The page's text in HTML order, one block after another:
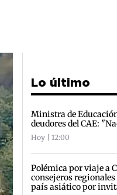
Lo último
Ministra de
deudores del CAE:
Hoy | 12:00
Polémica por viaje a
consejeros
país asiático por